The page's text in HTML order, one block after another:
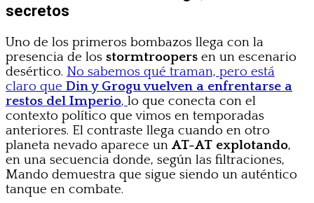
secretos
Uno de los primeros bombazos llega con la
presencia de los stormtroopers en un escenario
desértico. No sabemos qué traman, pero está
claro que Din y Grogu vuelven a enfrentarse a
restos del Imperio, lo que conecta con el
contexto político que vimos en temporadas
anteriores. El contraste llega cuando en otro
planeta nevado aparece un AT-AT explotando,
en una secuencia donde, según las filtraciones,
Mando demuestra que sigue siendo un auténtico
tanque en combate.